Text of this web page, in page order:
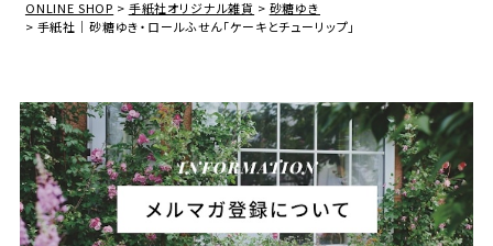
ONLINE SHOP
手紙社オリジナル雑貨
砂糖ゆき
手紙社｜砂糖ゆき・ロールふせん「ケーキとチューリップ」